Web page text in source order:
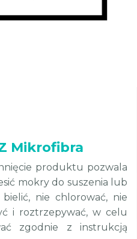
Mikrofibra
produktu pozwala
mokry do suszenia lub
nie chlorować, nie
i roztrzepywać, w celu
zgodnie z instrukcją